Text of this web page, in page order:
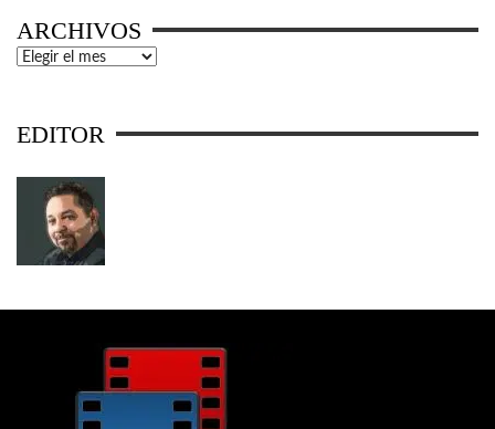
ARCHIVOS
Archivos
EDITOR